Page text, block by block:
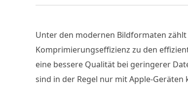
Unter den modernen Bildformaten
Komprimierungseffizienz zu den
eine bessere Qualität bei geringerer
sind in der Regel nur mit Apple-